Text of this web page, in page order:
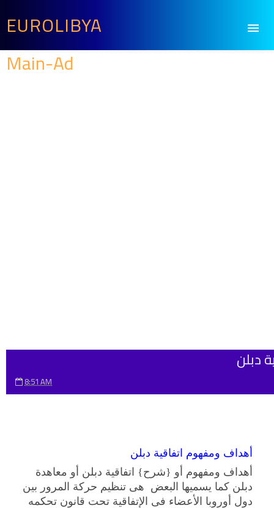
EUROLIBYA
Main-Ad
دبلن
8:51 AM
أهداف ومفهوم اتفاقية دبلن
أهداف ومفهوم أو {شرح} اتفاقية دبلن أو معاهدة
دبلن كما يسميها البعض هى تنظيم حركة المرور بين
دول أوروبا الأعضاء فى الإتفاقية تحت قانون تحكمه